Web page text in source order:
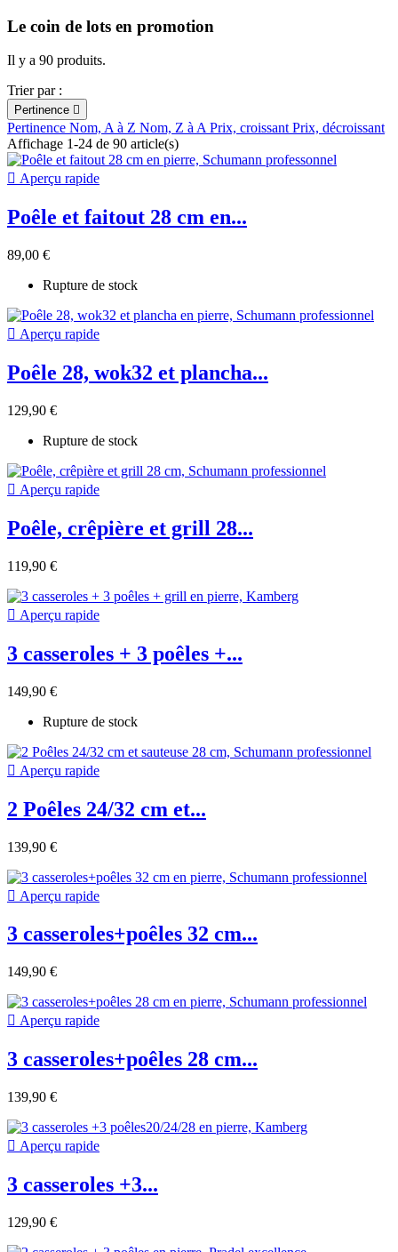
Le coin de lots en promotion
Il y a 90 produits.
Trier par :
Pertinence 
Pertinence Nom, A à Z Nom, Z à APrix, croissantPrix, décroissant
Affichage 1-24 de 90 article(s)
 Aperçu rapide
Poêle et faitout 28 cm en...
89,00 €
Rupture de stock
 Aperçu rapide
Poêle 28, wok32 et plancha...
129,90 €
Rupture de stock
 Aperçu rapide
Poêle, crêpière et grill 28...
119,90 €
 Aperçu rapide
3 casseroles + 3 poêles +...
149,90 €
Rupture de stock
 Aperçu rapide
2 Poêles 24/32 cm et...
139,90 €
 Aperçu rapide
3 casseroles+poêles 32 cm...
149,90 €
 Aperçu rapide
3 casseroles+poêles 28 cm...
139,90 €
 Aperçu rapide
3 casseroles +3...
129,90 €